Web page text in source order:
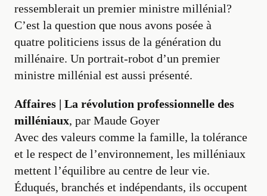
ressemblerait un premier ministre millénial?
C’est la question que nous avons posée à
quatre politiciens issus de la génération du
millénaire. Un portrait-robot d’un premier
ministre millénial est aussi présenté.
Affaires | La révolution professionnelle des
milléniaux, par Maude Goyer
Avec des valeurs comme la famille, la tolérance
et le respect de l’environnement, les milléniaux
mettent l’équilibre au centre de leur vie.
Éduqués, branchés et indépendants, ils occupent